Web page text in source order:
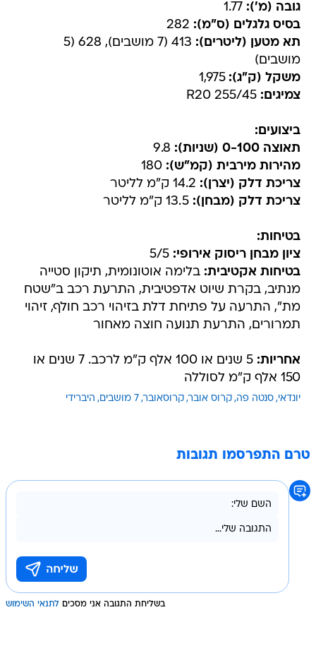
גובה (מ'):
בסיס גלגלים (ס"מ):
תא מטען (ליטרים):
413 (7 מושבים), 628 (5
מושבים)
משקל (ק"ג): 1,975
צמיגים: 255/45 R20
ביצועים:
תאוצה 0-100 (שניות):
מהירות מירבית (קמ"ש): 180
צריכת דלק (יצרן):
צריכת דלק (מבחן): 13.5 ק"מ לליטר
בטיחות:
ציון מבחן ריסוק אירופי: 5/5
בטיחות אקטיבית: בלימה אוטונומית, תיקון סטייה
מנתיב, בקרת שיוט אדפטיבית, התרעת רכב ב"שטח
מת", התרעה על פתיחת דלת בזיהוי רכב חולף, זיהוי
תמרורים, התרעת תנועה חוצה מאחור
אחריות:
5 שנים או 100 אלף ק"מ לרכב. 7 שנים או
150 אלף ק"מ לסוללה
יונדאי סנטה פה קרוס אובר קרוסאובר 7 מושבים היברידי
טרם התפרסמו תגובות
בשליחת התגובה אני מסכים לתנאי השימוש